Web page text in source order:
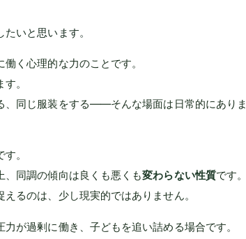
いと思います。
く心理的な力のことです。
。
、同じ服装をする——そんな場面は日常的にありま
。
、同調の傾向は良くも悪くも変わらない性質です。
るのは、少し現実的ではありません。
が過剰に働き、子どもを追い詰める場合です。